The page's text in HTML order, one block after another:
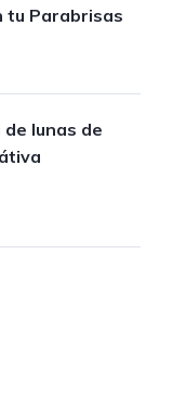
tu Parabrisas
lunas de